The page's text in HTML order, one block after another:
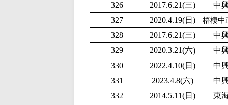
326 2017.6.21(三)
中
327
2020.4.19(日) 梧棲中
328 2017.6.21(三)
中
329
2020.3.21(六)
中
330
2022.4.10(日)
中
331
2023.4.8(六)
中
332
2014.5.11(日)
東